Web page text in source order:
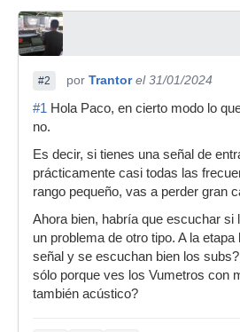
#2 por Trantor el 31/01/2024
#1 Hola Paco, en cierto modo lo
no.
Es decir, si tienes una señal de
prácticamente casi todas las
rango pequeño, vas a perder gran
Ahora bien, habría que escuchar si
un problema de otro tipo. A la
señal y se escuchan bien los
sólo porque ves los Vumetros con
también acústico?